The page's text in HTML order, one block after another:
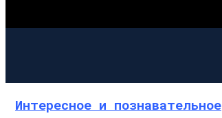
Интересное и познавательное